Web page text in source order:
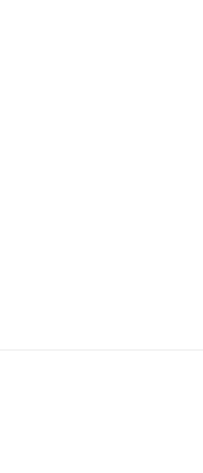
ェアする